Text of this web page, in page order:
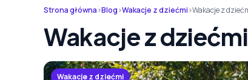
Strona główna›Blog›Wakacje z dziećmi›Wakacje z
Wakacje z
Wakacje z dziećmi